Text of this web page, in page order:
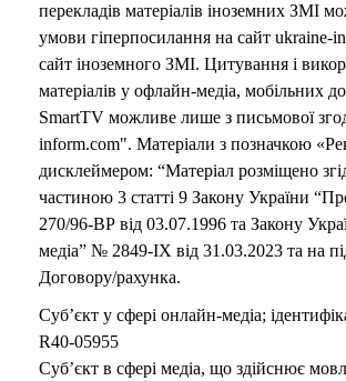
перекладів матеріалів іноземних ЗМІ
умови гіперпосилання на сайт ukraine-
сайт іноземного ЗМІ. Цитування і
матеріалів у офлайн-медіа, мобільних
SmartTV можливе лише з письмової
inform.com". Матеріали з позначкою
дисклеймером: “Матеріал розміщено
частиною 3 статті 9 Закону України
270/96-ВР від 03.07.1996 та Закону
медіа” № 2849-IX від 31.03.2023 та на
Договору/рахунка.
Суб’єкт у сфері онлайн-медіа;
R40-05955
Суб’єкт в сфері медіа, що здійснює